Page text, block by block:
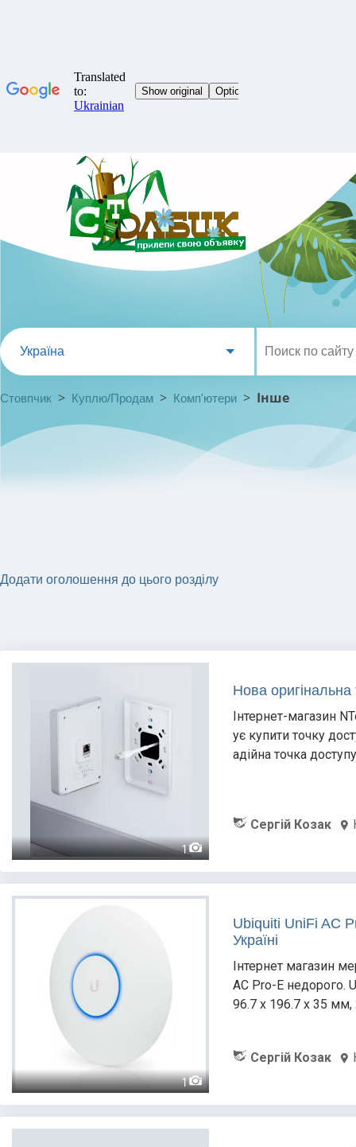
Україна
Стовпчик > Куплю/Продам > Комп'ютери > Інше
Додати оголошення до цього розділу
1
Нова
Інтернет-магазин
ує купити точку
адійна точка
Сергій Козак
1
Ubiquiti UniFi AC
Україні
Інтернет магазин
AC Pro-E недорого.
96.7 x 196.7 x 35 мм,
Сергій Козак